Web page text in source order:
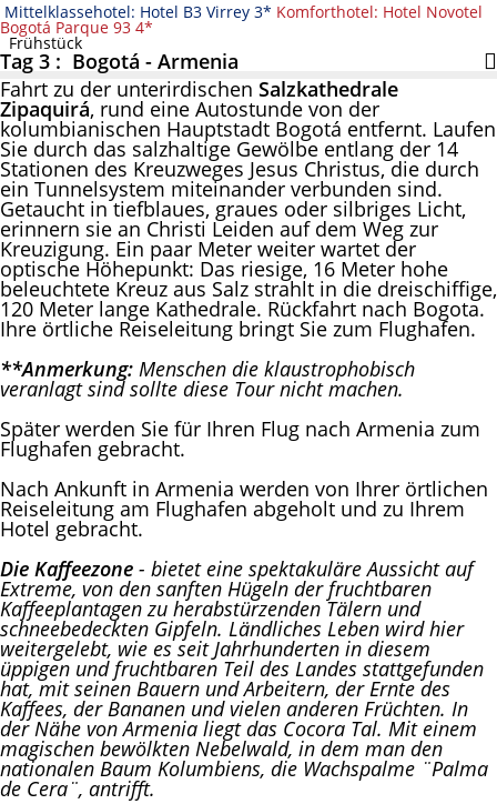
Mittelklassehotel: Hotel B3 Virrey 3* Komforthotel: Hotel Novotel
Bogotá Parque 93 4*
Frühstück
Tag 3 : Bogotá - Armenia
Fahrt zu der unterirdischen Salzkathedrale
Zipaquirá, rund eine Autostunde von der
kolumbianischen Hauptstadt Bogotá entfernt. Laufen
Sie durch das salzhaltige Gewölbe entlang der 14
Stationen des Kreuzweges Jesus Christus, die durch
ein Tunnelsystem miteinander verbunden sind.
Getaucht in tiefblaues, graues oder silbriges Licht,
erinnern sie an Christi Leiden auf dem Weg zur
Kreuzigung. Ein paar Meter weiter wartet der
optische Höhepunkt: Das riesige, 16 Meter hohe
beleuchtete Kreuz aus Salz strahlt in die dreischiffige,
120 Meter lange Kathedrale. Rückfahrt nach Bogota.
Ihre örtliche Reiseleitung bringt Sie zum Flughafen.
**Anmerkung: Menschen die klaustrophobisch
veranlagt sind sollte diese Tour nicht machen.
Später werden Sie für Ihren Flug nach Armenia zum
Flughafen gebracht.
Nach Ankunft in Armenia werden von Ihrer örtlichen
Reiseleitung am Flughafen abgeholt und zu Ihrem
Hotel gebracht.
Die Kaffeezone - bietet eine spektakuläre Aussicht auf
Extreme, von den sanften Hügeln der fruchtbaren
Kaffeeplantagen zu herabstürzenden Tälern und
schneebedeckten Gipfeln. Ländliches Leben wird hier
weitergelebt, wie es seit Jahrhunderten in diesem
üppigen und fruchtbaren Teil des Landes stattgefunden
hat, mit seinen Bauern und Arbeitern, der Ernte des
Kaffees, der Bananen und vielen anderen Früchten. In
der Nähe von Armenia liegt das Cocora Tal. Mit einem
magischen bewölkten Nebelwald, in dem man den
nationalen Baum Kolumbiens, die Wachspalme ¨Palma
de Cera¨, antrifft.